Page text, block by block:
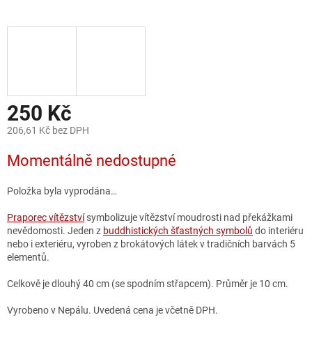
250 Kč
206,61 Kč bez DPH
cena:
Momentálně nedostupné
Položka byla vyprodána…
Praporec vítězstvísymbolizuje vítězství moudrosti nad překážkami
nevědomosti. Jeden z buddhistických šťastných symbolů do interiéru
nebo i exteriéru, vyroben z brokátových látek v tradičních barvách 5
elementů.
Celkově je dlouhý 40 cm (se spodním střapcem). Průměr je 10 cm.
Vyrobeno v Nepálu. Uvedená cena je včetně DPH.